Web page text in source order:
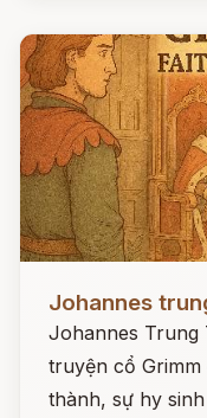
Johannes
Johannes Trung
truyện cổ
thành, sự hy